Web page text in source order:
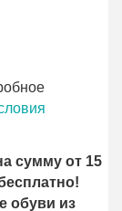
сумму от 15
обуви из